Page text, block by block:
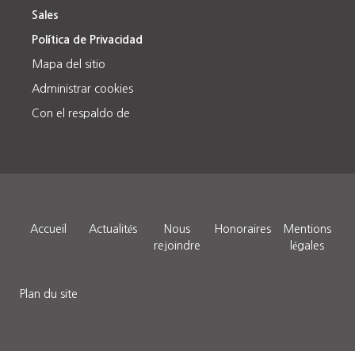
Sales
Política de Privacidad
Mapa del sitio
Administrar cookies
Con el respaldo de
Accueil Actualités
Nous
rejoindre
Honoraires
Mentions
légales
Plan du site